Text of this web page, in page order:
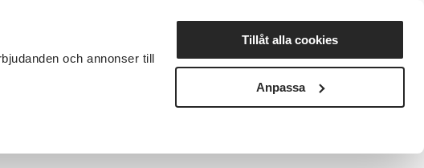
och annonser till
Tillåt alla cookies
Anpassa
Nyheter Avdelningar